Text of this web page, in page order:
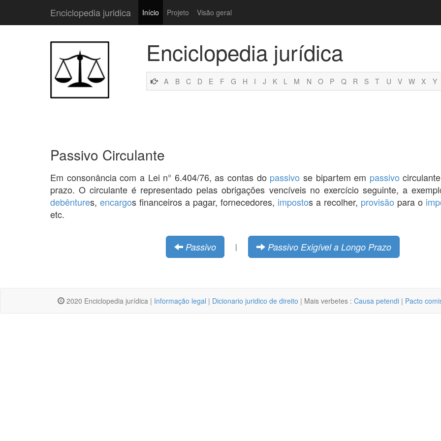
Enciclopedia juridica Início Projeto Visão geral
Enciclopedia jurídica
A B C D E F G H I J K L M N O P Q R S T U V W X Y
Passivo Circulante
Em consonância com a Lei n° 6.404/76, as contas do passivo se bipartem em passivo
prazo. O circulante é representado pelas obrigações vencíveis no exercício seguinte, a
debêntures, encargos financeiros a pagar, fornecedores, impostos a recolher, provisão para o
etc.
Passivo | Passivo Exigível a Longo Prazo
2020 Enciclopedia jurídica | Informação legal | Dicionario juridico de direito | Mais verbetes : Causa petendi | Pacto